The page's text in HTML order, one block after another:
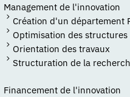
Management de l'innovation
Création d'un département
Optimisation des structures
Orientation des travaux
Structuration de la
Financement de l'innovation